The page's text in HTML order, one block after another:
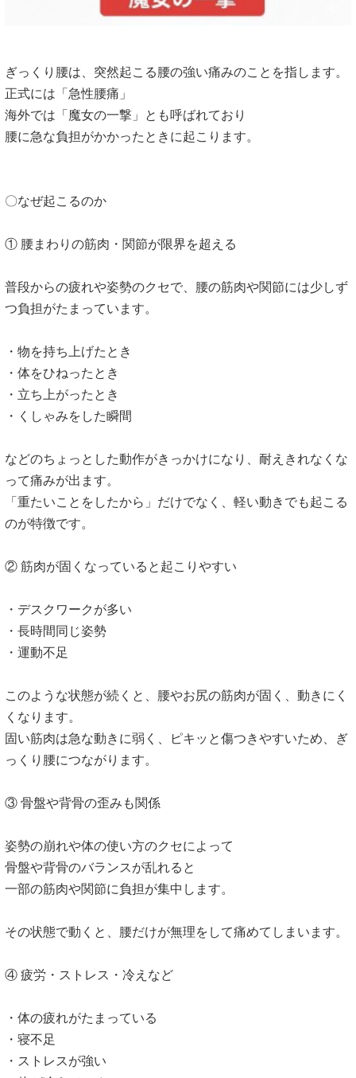
ぎっくり腰は、突然起こる腰の強い痛みのことを指します。
正式には「急性腰痛」
海外では「魔女の一撃」とも呼ばれており
腰に急な負担がかかったときに起こります。
〇なぜ起こるのか
① 腰まわりの筋肉・関節が限界を超える
普段からの疲れや姿勢のクセで、腰の筋肉や関節には少しず
つ負担がたまっています。
・物を持ち上げたとき
・体をひねったとき
・立ち上がったとき
・くしゃみをした瞬間
などのちょっとした動作がきっかけになり、耐えきれなくな
って痛みが出ます。
「重たいことをしたから」だけでなく、軽い動きでも起こる
のが特徴です。
② 筋肉が固くなっていると起こりやすい
・デスクワークが多い
・長時間同じ姿勢
・運動不足
このような状態が続くと、腰やお尻の筋肉が固く、動きにく
くなります。
固い筋肉は急な動きに弱く、ピキッと傷つきやすいため、ぎ
っくり腰につながります。
③ 骨盤や背骨の歪みも関係
姿勢の崩れや体の使い方のクセによって
骨盤や背骨のバランスが乱れると
一部の筋肉や関節に負担が集中します。
その状態で動くと、腰だけが無理をして痛めてしまいます。
④ 疲労・ストレス・冷えなど
・体の疲れがたまっている
・寝不足
・ストレスが強い